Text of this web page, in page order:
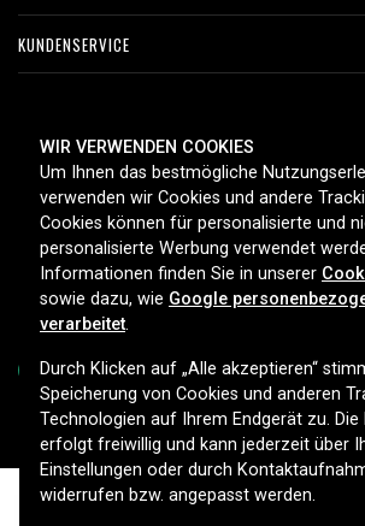
KUNDENSERVICE
ZAHLUNGSMETHODEN
LIEFEROPTIONEN
Copyright © 2026, Spares
WIR VERWENDEN COOKIES
Um Ihnen das bestmögliche
verwenden wir Cookies und andere
Cookies können für personalisierte und
personalisierte Werbung verwendet
Informationen finden Sie in unserer
sowie dazu, wie Google
verarbeitet.
Durch Klicken auf „Alle akzeptieren“
Speicherung von Cookies und anderen
Technologien auf Ihrem Endgerät zu. Die
erfolgt freiwillig und kann jederzeit über
Einstellungen oder durch
widerrufen bzw. angepasst werden.